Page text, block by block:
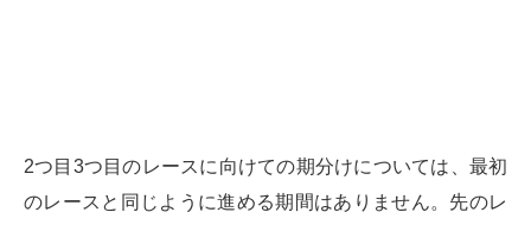
2つ目3つ目のレースに向けての期分けについては、最初
のレースと同じように進める期間はありません。先のレ